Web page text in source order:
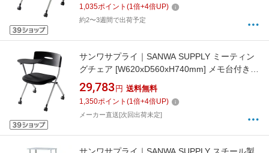
1,035ポイント (1倍+4倍UP)
約2〜3週間で出荷予定
サンワサプライ｜SANWA SUPPLY ミーティン
グチェア [W620xD560xH740mm] メモ台付き
ブラック SNC-ST6MABK[SNCST6MABK] 【メ
ーカー直送・時間指定・返品不可】
29,783 円 送料無料
1,350ポイント (1倍+4倍UP)
メーカー直送[次回出荷未定]